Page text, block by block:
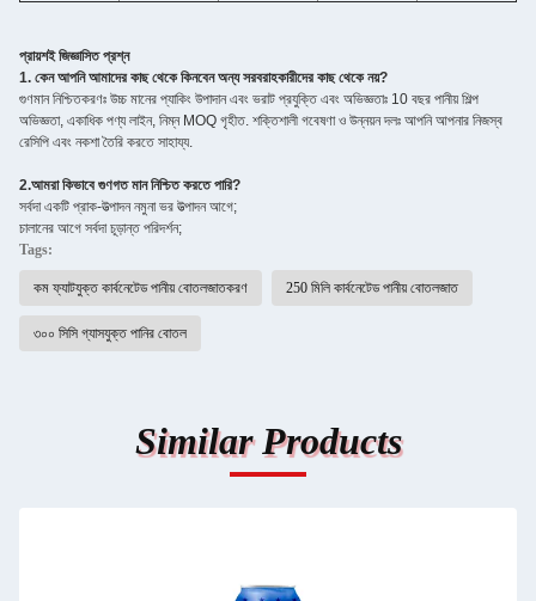
প্রায়শই জিজ্ঞাসিত প্রশ্ন
1. কেন আপনি আমাদের কাছ থেকে কিনবেন অন্য সরবরাহকারীদের কাছ থেকে নয়?
গুণমান নিশ্চিতকরণঃ উচ্চ মানের প্যাকিং উপাদান এবং ভরাট প্রযুক্তি এবং অভিজ্ঞতাঃ 10 বছর পানীয় শিল্প
অভিজ্ঞতা, একাধিক পণ্য লাইন, নিম্ন MOQ গৃহীত. শক্তিশালী গবেষণা ও উন্নয়ন দলঃ আপনি আপনার নিজস্ব
রেসিপি এবং নকশা তৈরি করতে সাহায্য.
2.আমরা কিভাবে গুণগত মান নিশ্চিত করতে পারি?
সর্বদা একটি প্রাক-উত্পাদন নমুনা ভর উত্পাদন আগে;
চালানের আগে সর্বদা চূড়ান্ত পরিদর্শন;
Tags:
কম ফ্যাটযুক্ত কার্বনেটেড পানীয় বোতলজাতকরণ 250 মিলি কার্বনেটেড পানীয় বোতলজাত
৩০০ সিসি গ্যাসযুক্ত পানির বোতল
Similar Products